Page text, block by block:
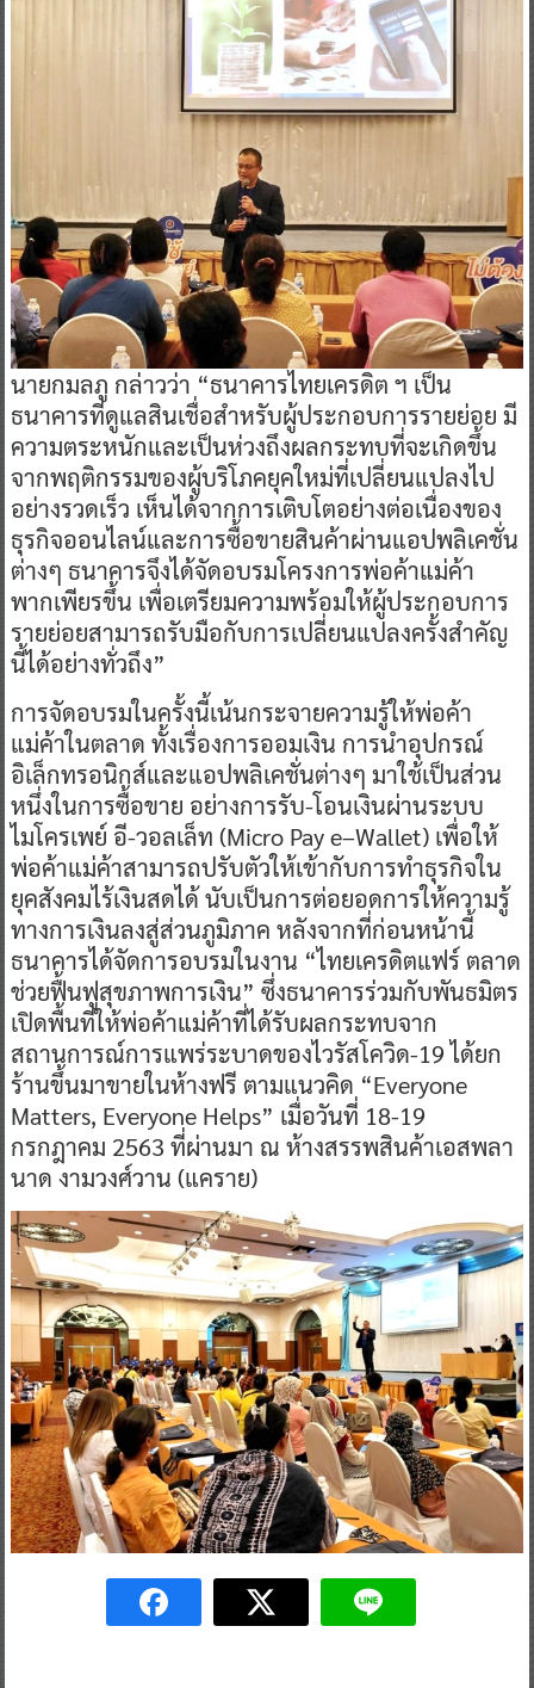
นายกมลภู กล่าวว่า “ธนาคารไทยเครดิต ฯ เป็น
ธนาคารที่ดูแลสินเชื่อสำหรับผู้ประกอบการรายย่อย มี
ความตระหนักและเป็นห่วงถึงผลกระทบที่จะเกิดขึ้น
จากพฤติกรรมของผู้บริโภคยุคใหม่ที่เปลี่ยนแปลงไป
อย่างรวดเร็ว เห็นได้จากการเติบโตอย่างต่อเนื่องของ
ธุรกิจออนไลน์และการซื้อขายสินค้าผ่านแอปพลิเคชั่น
ต่างๆ ธนาคารจึงได้จัดอบรมโครงการพ่อค้าแม่ค้า
พากเพียรขึ้น เพื่อเตรียมความพร้อมให้ผู้ประกอบการ
รายย่อยสามารถรับมือกับการเปลี่ยนแปลงครั้งสำคัญ
นี้ได้อย่างทั่วถึง”
การจัดอบรมในครั้งนี้เน้นกระจายความรู้ให้พ่อค้า
แม่ค้าในตลาด ทั้งเรื่องการออมเงิน การนำอุปกรณ์
อิเล็กทรอนิกส์และแอปพลิเคชั่นต่างๆ มาใช้เป็นส่วน
หนึ่งในการซื้อขาย อย่างการรับ-โอนเงินผ่านระบบ
ไมโครเพย์ อี-วอลเล็ท (Micro Pay e–Wallet) เพื่อให้
พ่อค้าแม่ค้าสามารถปรับตัวให้เข้ากับการทำธุรกิจใน
ยุคสังคมไร้เงินสดได้ นับเป็นการต่อยอดการให้ความรู้
ทางการเงินลงสู่ส่วนภูมิภาค หลังจากที่ก่อนหน้านี้
ธนาคารได้จัดการอบรมในงาน “ไทยเครดิตแฟร์ ตลาด
ช่วยฟื้นฟูสุขภาพการเงิน” ซึ่งธนาคารร่วมกับพันธมิตร
เปิดพื้นที่ให้พ่อค้าแม่ค้าที่ได้รับผลกระทบจาก
สถานการณ์การแพร่ระบาดของไวรัสโควิด-19 ได้ยก
ร้านขึ้นมาขายในห้างฟรี ตามแนวคิด “Everyone
Matters, Everyone Helps” เมื่อวันที่ 18-19
กรกฎาคม 2563 ที่ผ่านมา ณ ห้างสรรพสินค้าเอสพลา
นาด งามวงศ์วาน (แคราย)